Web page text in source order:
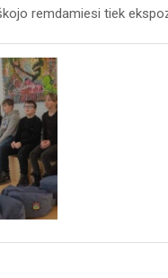
remdamiesi tiek